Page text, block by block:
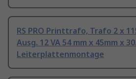
RS PRO Printtrafo, Trafo 2 x
Ausg. 12 VA 54 mm x 45mm x
Leiterplattenmontage